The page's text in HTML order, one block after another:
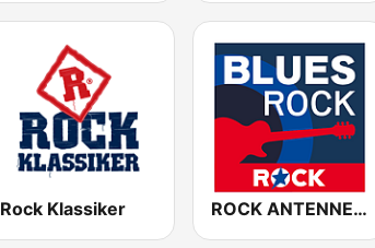
Rock Klassiker ROCK ANTENNE Blues Rock